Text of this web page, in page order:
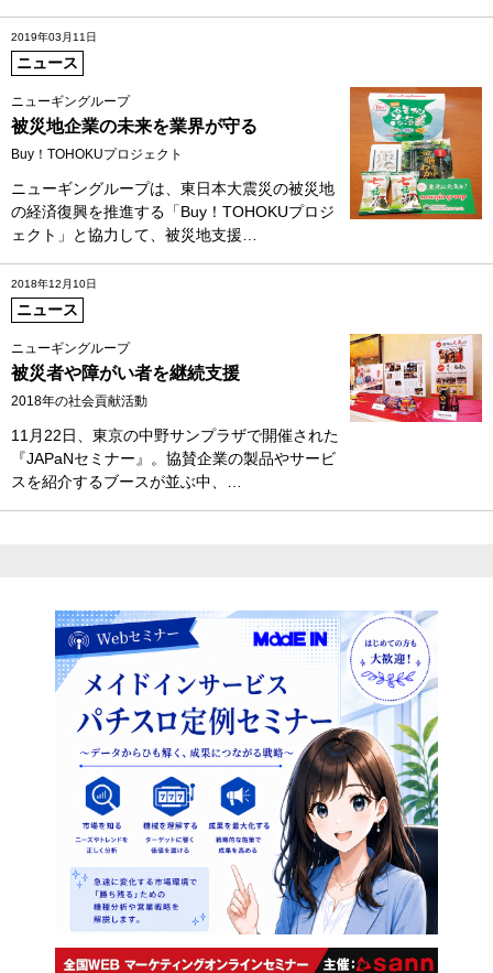
2019年03月11日
ニュース
ニューギングループ
被災地企業の未来を業界が守る
Buy！TOHOKUプロジェクト
ニューギングループは、東日本大震災の被災地
の経済復興を推進する「Buy！TOHOKUプロジ
ェクト」と協力して、被災地支援…
2018年12月10日
ニュース
ニューギングループ
被災者や障がい者を継続支援
2018年の社会貢献活動
11月22日、東京の中野サンプラザで開催された
『JAPaNセミナー』。協賛企業の製品やサービ
スを紹介するブースが並ぶ中、…